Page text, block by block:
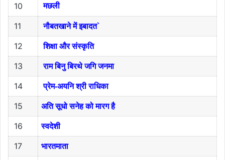
10 मछली
11 नौबतखाने में इबादत`
12 शिक्षा और संस्कृति
13 राम बिनु बिरथे जगि जनमा
14 प्रेम-अयनि श्री राधिका
15 अति सूधो सनेह को मारग है
16 स्वदेशी
17 भारतमाता